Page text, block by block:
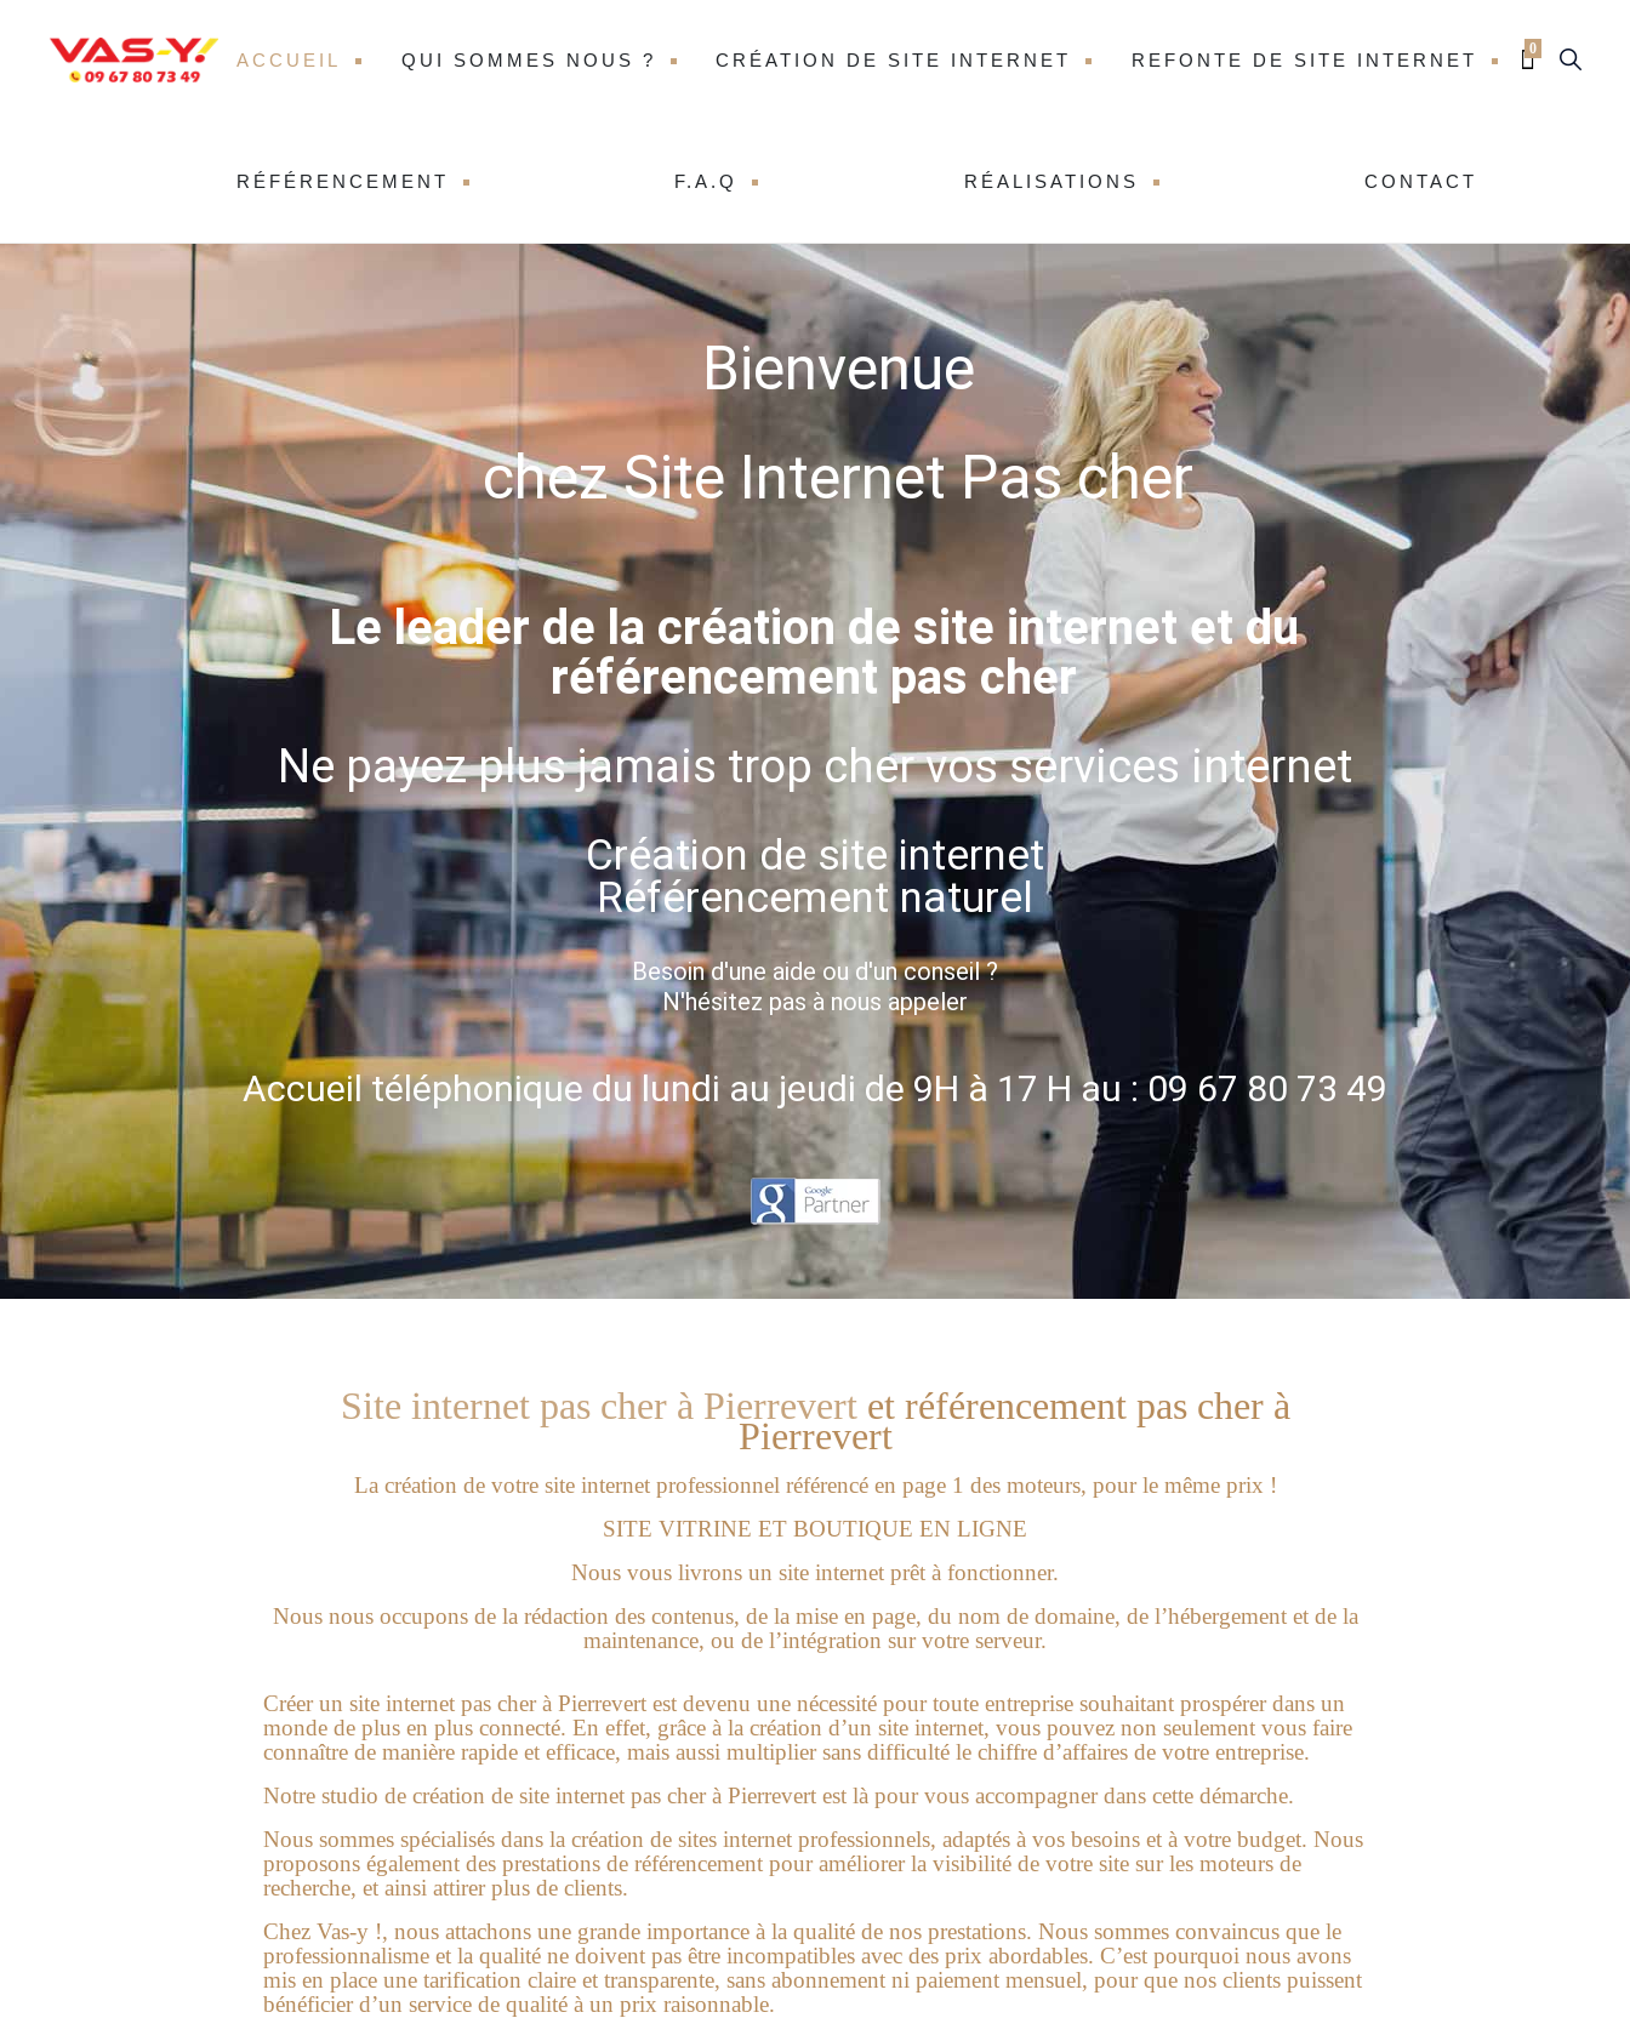
0
ACCUEIL QUI SOMMES NOUS ? CRÉATION DE SITE INTERNET REFONTE DE SITE INTERNET
RÉFÉRENCEMENT F.A.Q RÉALISATIONS CONTACT
Bienvenue
chez Site Internet Pas cher
Le leader de la création de site internet et du
référencement pas cher
Ne payez plus jamais trop cher vos services internet
Création de site internet
Référencement naturel
Accueil téléphonique du lundi au jeudi de 9H à 17 H au : 09 67 80 73 49
Besoin d'une aide ou d'un conseil ?
N'hésitez pas à nous appeler
Site internet pas cher à Pierrevertet référencement pas cher à
Pierrevert
La création de votre site internet professionnel référencé en page 1 des moteurs, pour le même prix !
SITE VITRINE ET BOUTIQUE EN LIGNE
Nous vous livrons un site internet prêt à fonctionner.
Nous nous occupons de la rédaction des contenus, de la mise en page, du nom de domaine, de l’hébergement et de la
maintenance, ou de l’intégration sur votre serveur.
Créer un site internet pas cher à Pierrevert est devenu une nécessité pour toute entreprise souhaitant prospérer dans un
monde de plus en plus connecté. En effet, grâce à la création d’un site internet, vous pouvez non seulement vous faire
connaître de manière rapide et efficace, mais aussi multiplier sans difficulté le chiffre d’affaires de votre entreprise.
Notre studio de création de site internet pas cher à Pierrevert est là pour vous accompagner dans cette démarche.
Nous sommes spécialisés dans la création de sites internet professionnels, adaptés à vos besoins et à votre budget. Nous
proposons également des prestations de référencement pour améliorer la visibilité de votre site sur les moteurs de
recherche, et ainsi attirer plus de clients.
Chez Vas-y !, nous attachons une grande importance à la qualité de nos prestations. Nous sommes convaincus que le
professionnalisme et la qualité ne doivent pas être incompatibles avec des prix abordables. C’est pourquoi nous avons
mis en place une tarification claire et transparente, sans abonnement ni paiement mensuel, pour que nos clients puissent
bénéficier d’un service de qualité à un prix raisonnable.